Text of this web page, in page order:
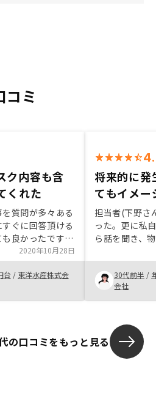
コミ
ク内容も含
くれた
質問が多々ある
ぐに回答頂ける
良かったです。
案内容だったので
した。不動産投
ない人も多いで
しっかりと透明
貴社は信頼でき
サービスを提供
2020年10月28日
台 / 東洋水産株式会
将来的に発
てもイメー
担当者(下野さ
った。更に私
ら話を聞き、
来的に発生す
ーションで分
30代前半 /
会社
の口コミをもっと見る